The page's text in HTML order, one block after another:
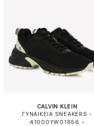
CALVIN KLEIN
ΓΥΝΑΙΚΕΙΑ SNEAKERS -
41000YW01856 -